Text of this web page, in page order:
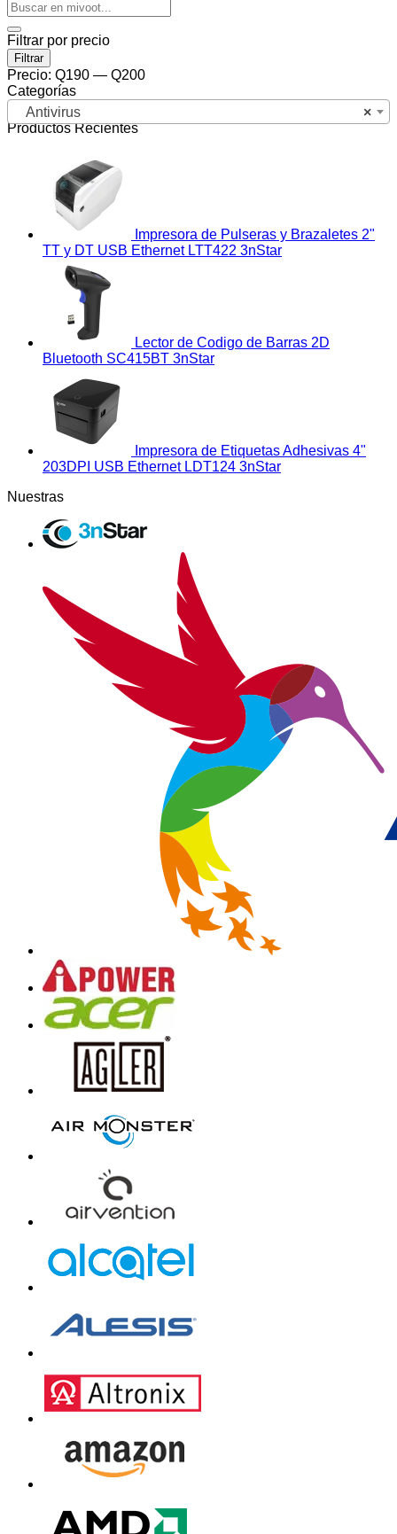
Filtrar por precio
Precio
mínimo
Precio
máximo
Filtrar
Precio: Q190 — Q200
Categorías
×
Antivirus
Productos Recientes
Impresora de Pulseras y Brazaletes 2"
TT y DT USB Ethernet LTT422 3nStar
Lector de Codigo de Barras 2D
Bluetooth SC415BT 3nStar
Impresora de Etiquetas Adhesivas 4"
203DPI USB Ethernet LDT124 3nStar
Nuestras